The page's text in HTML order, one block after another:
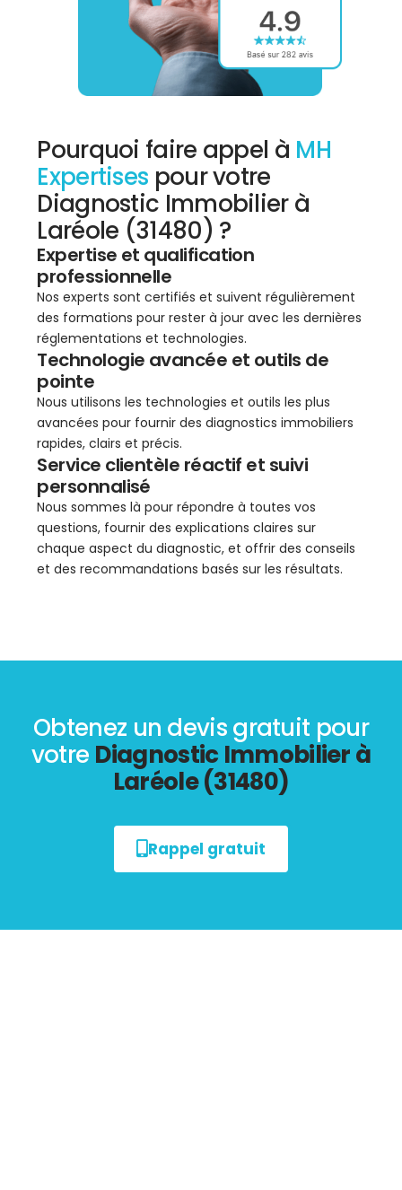
Pourquoi faire appel à MH
Expertises pour votre
Diagnostic Immobilier à
Laréole (31480) ?
Expertise et qualification
professionnelle
Nos experts sont certifiés et suivent régulièrement
des formations pour rester à jour avec les dernières
réglementations et technologies.
Technologie avancée et outils de
pointe
Nous utilisons les technologies et outils les plus
avancées pour fournir des diagnostics immobiliers
rapides, clairs et précis.
Service clientèle réactif et suivi
personnalisé
Nous sommes là pour répondre à toutes vos
questions, fournir des explications claires sur
chaque aspect du diagnostic, et offrir des conseils
et des recommandations basés sur les résultats.
Obtenez un devis gratuit pour
votre Diagnostic Immobilier à
Laréole (31480)
Rappel gratuit